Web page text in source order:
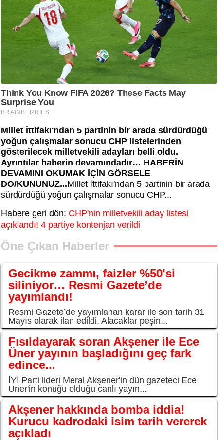
Millet İttifakı'ndan 5 partinin bir arada sürdürdüğü
yoğun çalışmalar sonucu CHP listelerinden
gösterilecek milletvekili adayları belli oldu.
Ayrıntılar haberin devamındadır… HABERİN
DEVAMINI OKUMAK İÇİN GÖRSELE
DO/KUNUNUZ...Millet İttifakı'ndan 5 partinin bir arada
sürdürdüğü yoğun çalışmalar sonucu CHP...
Habere geri dön: CHP'nin milletvekili aday listesi
açıklandı! 4 partiye kontenjan verildi
Öne Çıkan Haberler
Gecikme zammı, faizler %50'si
siliniyor… Resmi Gazete’de
yayımlandı!
Resmi Gazete’de yayımlanan karar ile son tarih 31
Mayıs olarak ilan edildi. Alacaklar peşin...
Fısıldayarak soran Akşener ile Ece
Üner yayının başladığını geç fark
edince...
İYİ Parti lideri Meral Akşener'in dün gazeteci Ece
Üner'in konuğu olduğu canlı yayın...
Akşener hakkında bomba iddia!
Kurucu kadrodaki isim tarih vererek
açıkladı